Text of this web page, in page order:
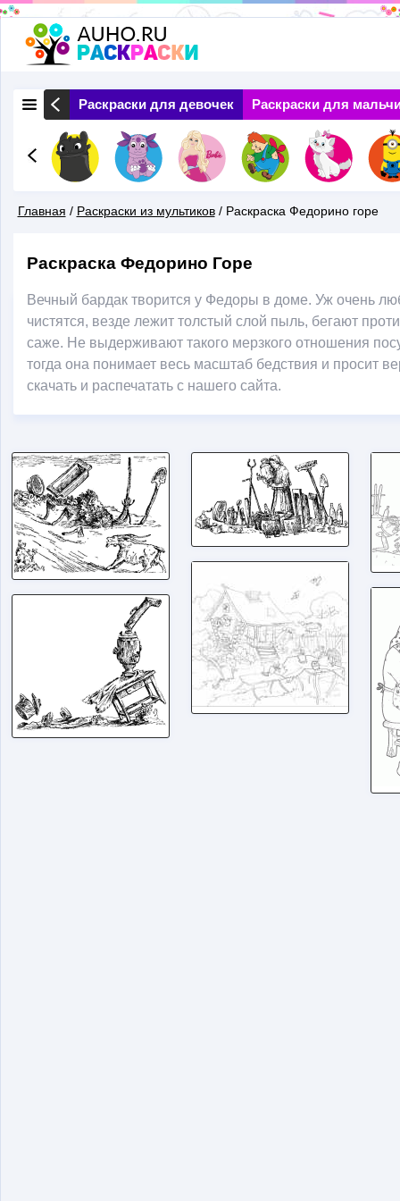
Перейти
к
основному
содержанию
Природа Раскраски для девочек Раскраски для
Здесь
Главная / Раскраски из мультиков / Раскраска Федорино горе
Раскраска Федорино Горе
Вечный бардак творится у Федоры в доме. Уж очень
чистятся, везде лежит толстый слой пыль, бегают
саже. Не выдерживают такого мерзкого отношения
тогда она понимает весь масштаб бедствия и просит
скачать и распечатать с нашего сайта.